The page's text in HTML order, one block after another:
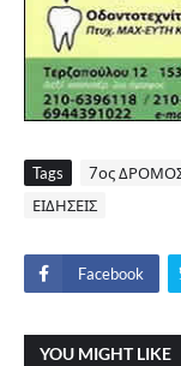
Tags 7ος
ΕΙΔΗΣΕΙΣ
Facebook
YOU MIGHT LIKE